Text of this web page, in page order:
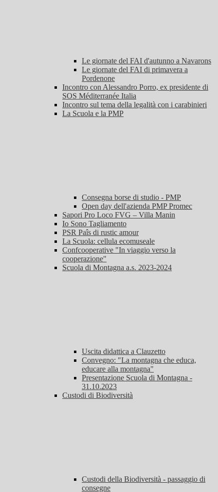
Le giornate del FAI d'autunno a Navarons
Le giornate del FAI di primavera a
Pordenone
Incontro con Alessandro Porro, ex presidente di
SOS Méditerranée Italia
Incontro sul tema della legalità con i carabinieri
La Scuola e la PMP
Consegna borse di studio - PMP
Open day dell'azienda PMP Promec
Sapori Pro Loco FVG – Villa Manin
Io Sono Tagliamento
PSR Paîs di rustic amour
La Scuola: cellula ecomuseale
Confcooperative "In viaggio verso la
cooperazione"
Scuola di Montagna a.s. 2023-2024
Uscita didattica a Clauzetto
Convegno: "La montagna che educa,
educare alla montagna"
Presentazione Scuola di Montagna -
31.10.2023
Custodi di Biodiversità
Custodi della Biodiversità - passaggio di
consegne